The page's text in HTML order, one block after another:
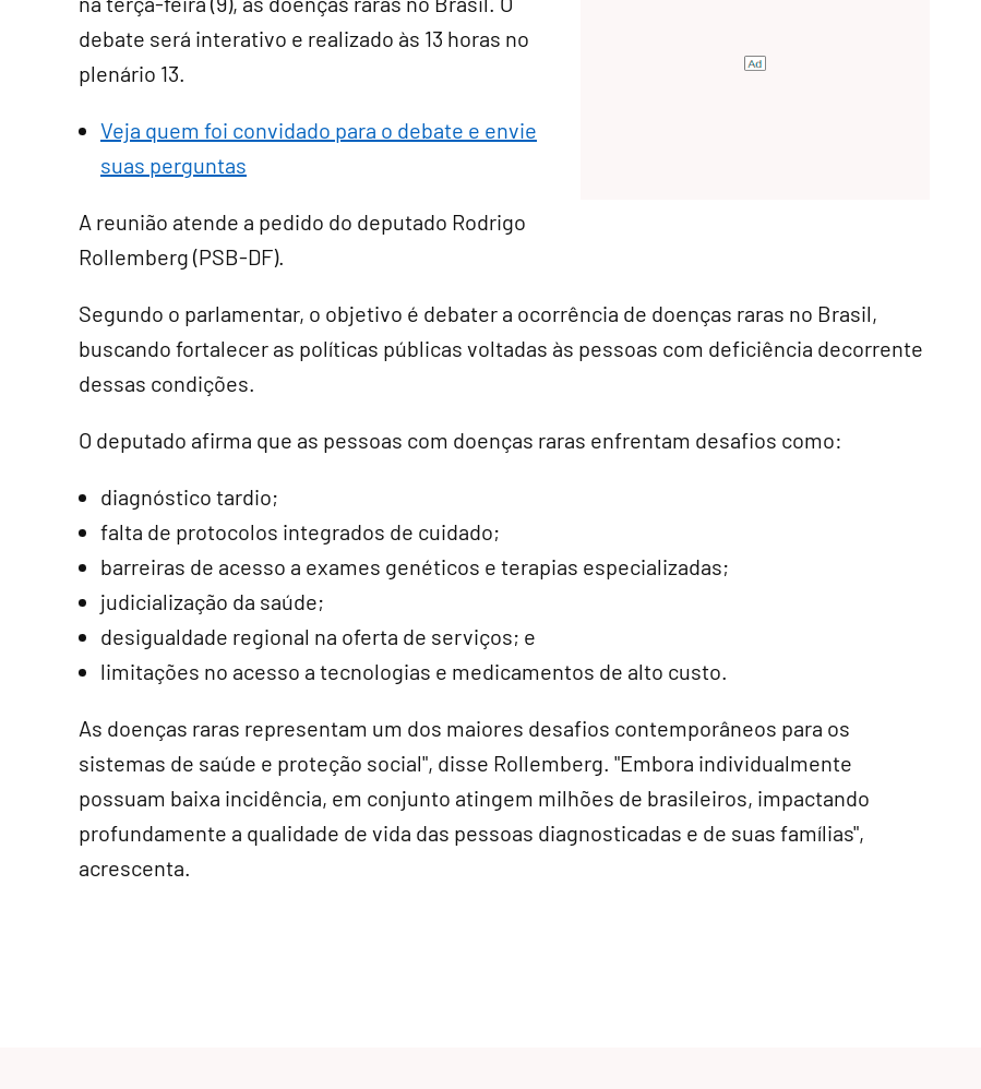
debate será interativo e realizado às 13 horas no
plenário 13.
Veja quem foi convidado para o debate e envie
suas perguntas
A reunião atende a pedido do deputado Rodrigo
Rollemberg (PSB-DF).
Segundo o parlamentar, o objetivo é debater a ocorrência de doenças raras no Brasil,
buscando fortalecer as políticas públicas voltadas às pessoas com deficiência decorrente
dessas condições.
O deputado afirma que as pessoas com doenças raras enfrentam desafios como:
diagnóstico tardio;
falta de protocolos integrados de cuidado;
barreiras de acesso a exames genéticos e terapias especializadas;
judicialização da saúde;
desigualdade regional na oferta de serviços; e
limitações no acesso a tecnologias e medicamentos de alto custo.
As doenças raras representam um dos maiores desafios contemporâneos para os
sistemas de saúde e proteção social", disse Rollemberg. "Embora individualmente
possuam baixa incidência, em conjunto atingem milhões de brasileiros, impactando
profundamente a qualidade de vida das pessoas diagnosticadas e de suas famílias",
acrescenta.